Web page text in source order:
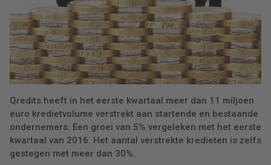
Qredits heeft in het eerste kwartaal meer dan 11 miljoen
euro kredietvolume verstrekt aan startende en bestaande
ondernemers. Een groei van 5% vergeleken met het eerste
kwartaal van 2016. Het aantal verstrekte kredieten is zelfs
gestegen met meer dan 30%.